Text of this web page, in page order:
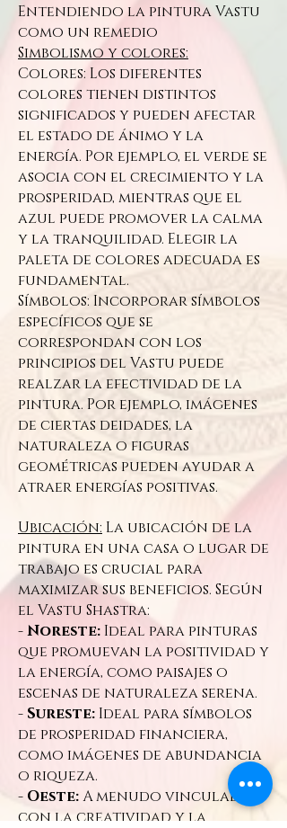
Entendiendo la pintura Vastu
como un remedio
Simbolismo y colores:
Colores: Los diferentes
colores tienen distintos
significados y pueden afectar
el estado de ánimo y la
energía. Por ejemplo, el verde se
asocia con el crecimiento y la
prosperidad, mientras que el
azul puede promover la calma
y la tranquilidad. Elegir la
paleta de colores adecuada es
fundamental.
Símbolos: Incorporar símbolos
específicos que se
correspondan con los
principios del Vastu puede
realzar la efectividad de la
pintura. Por ejemplo, imágenes
de ciertas deidades, la
naturaleza o figuras
geométricas pueden ayudar a
atraer energías positivas.
Ubicación: La ubicación de la
pintura en una casa o lugar de
trabajo es crucial para
maximizar sus beneficios. Según
el Vastu Shastra:
-Noreste: Ideal para pinturas
que promuevan la positividad y
la energía, como paisajes o
escenas de naturaleza serena.
- Sureste: Ideal para símbolos
de prosperidad financiera,
como imágenes de abundancia
o riqueza.
- Oeste:A menudo vinculado
con la creatividad y la